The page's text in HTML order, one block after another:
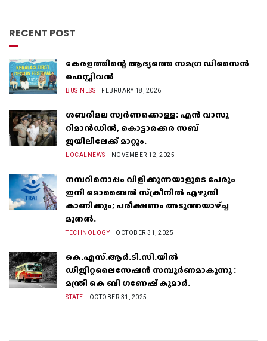
RECENT POST
കേരളത്തിന്റെ ആദ്യത്തെ സമഗ്ര ഡിസൈൻ
ഫെസ്റ്റിവൽ
BUSINESS FEBRUARY 18, 2026
ശബരിമല സ്വർണക്കൊള്ള: എൻ വാസു
റിമാൻഡിൽ, കൊട്ടാരക്കര സബ്
ജയിലിലേക്ക് മാറ്റും.
LOCALNEWS NOVEMBER 12, 2025
നമ്പറിനൊപ്പം വിളിക്കുന്നയാളുടെ പേരും
ഇനി മൊബൈൽ സ്‌ക്രീനില്‍ എഴുതി
കാണിക്കും; പരീക്ഷണം അടുത്തയാഴ്‌ച്ച
മുതല്‍.
TECHNOLOGY OCTOBER 31, 2025
കെ.എസ്.ആർ.ടി.സി.യിൽ
ഡിജിറ്റലൈസേഷൻ സമ്പൂർണമാകുന്നു :
മന്ത്രി കെ ബി ഗണേഷ് കുമാർ.
STATE OCTOBER 31, 2025